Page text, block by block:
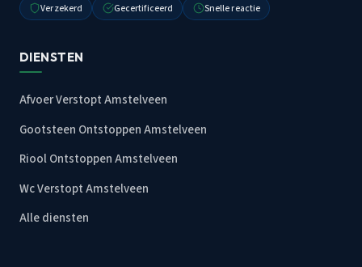
Verzekerd Gecertificeerd Snelle reactie
DIENSTEN
Afvoer Verstopt Amstelveen
Gootsteen Ontstoppen Amstelveen
Riool Ontstoppen Amstelveen
Wc Verstopt Amstelveen
Alle diensten